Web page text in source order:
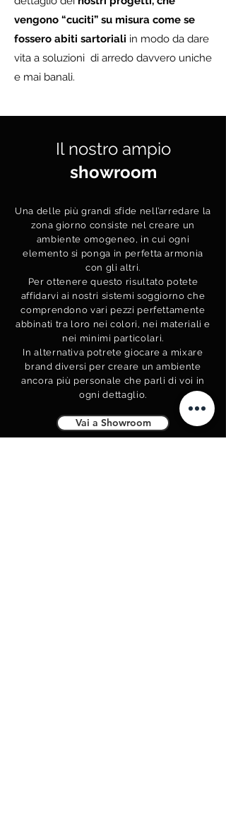
vengono “cuciti” su misura come se
fossero abiti sartoriali in modo da dare
vita a soluzioni di arredo davvero uniche
e mai banali.
Il nostro ampio
showroom
Una delle più grandi sfide nell’arredare la
zona giorno consiste nel creare un
ambiente omogeneo, in cui ogni
elemento si ponga in perfetta armonia
con gli altri.
Per ottenere questo risultato potete
affidarvi ai nostri sistemi soggiorno che
comprendono vari pezzi perfettamente
abbinati tra loro nei colori, nei materiali e
nei minimi particolari.
In alternativa potrete giocare a mixare
brand diversi per creare un ambiente
ancora più personale che parli di voi in
ogni dettaglio.
Vai a Showroom